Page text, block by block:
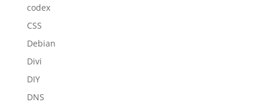
codex
CSS
Debian
Divi
DIY
DNS